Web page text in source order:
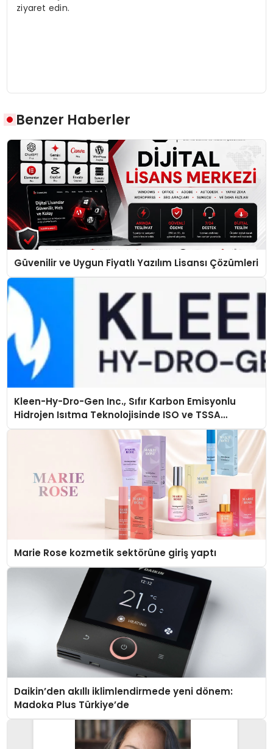
ziyaret edin.
Benzer Haberler
Güvenilir ve Uygun Fiyatlı Yazılım Lisansı Çözümleri
Kleen-Hy-Dro-Gen Inc., Sıfır Karbon Emisyonlu
Hidrojen Isıtma Teknolojisinde ISO ve TSSA
Düzenleyici Onaylarını Aldı
Marie Rose kozmetik sektörüne giriş yaptı
Daikin’den akıllı iklimlendirmede yeni dönem:
Madoka Plus Türkiye’de